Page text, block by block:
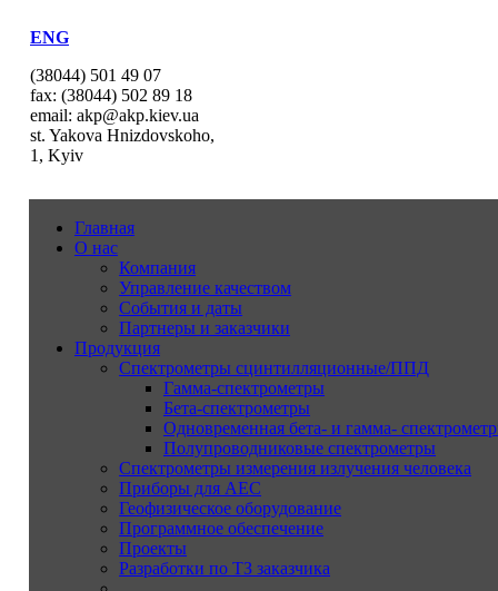
ENG
(38044) 501 49 07
fax: (38044) 502 89 18
email: akp@akp.kiev.ua
st. Yakova Hnizdovskoho,
1, Kyiv
Главная
О нас
Компания
Управление качеством
События и даты
Партнеры и заказчики
Продукция
Спектрометры сцинтилляционные/ППД
Гамма-спектрометры
Бета-спектрометры
Одновременная бета- и гамма-
Полупроводниковые спектрометры
Спектрометры измерения излучения человека
Приборы для АЕС
Геофизическое оборудование
Программное обеспечение
Проекты
Разработки по ТЗ заказчика